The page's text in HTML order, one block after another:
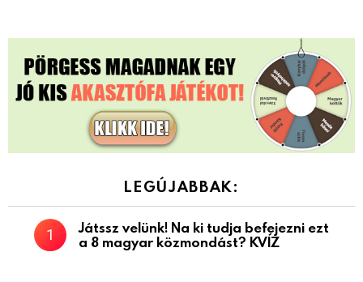
LEGÚJABBAK:
Játssz velünk! Na ki tudja befejezni ezt
a 8 magyar közmondást? KVÍZ